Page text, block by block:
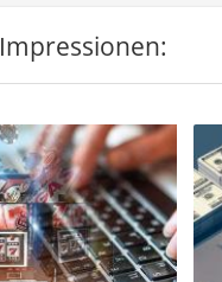
Impressionen: